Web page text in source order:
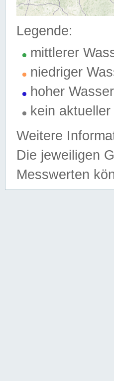
Legende:
mittlerer
niedriger
hoher
kein
Weitere
Die jeweiligen
Messwerten